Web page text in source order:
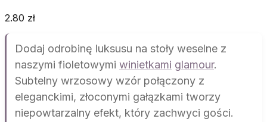
2.80 zł
Dodaj odrobinę luksusu na stoły weselne z
naszymi fioletowymi winietkami glamour.
Subtelny wrzosowy wzór połączony z
eleganckimi, złoconymi gałązkami tworzy
niepowtarzalny efekt, który zachwyci gości.